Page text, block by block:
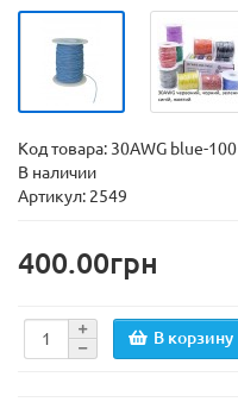
Код товара: 30AWG blue-100
В наличии
Артикул: 2549
400.00грн
В корзину